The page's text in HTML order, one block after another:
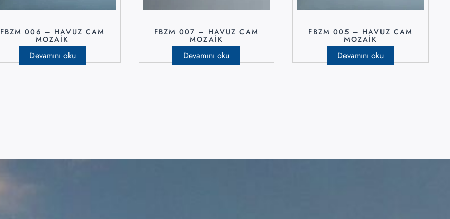
FBZM 006 – HAVUZ CAM
MOZAIK
Devamını oku
FBZM 007 – HAVUZ CAM
MOZAIK
Devamını oku
FBZM 005 – HAVUZ CAM
MOZAIK
Devamını oku